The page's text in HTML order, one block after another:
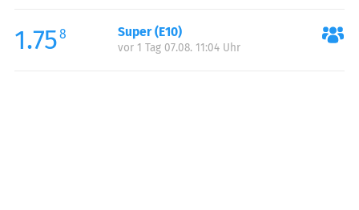
Samstag:
05:00-23:00
Sonntag:
1.758 Super (E10)
vor 1 Tag 07.08. 11:04 Uhr